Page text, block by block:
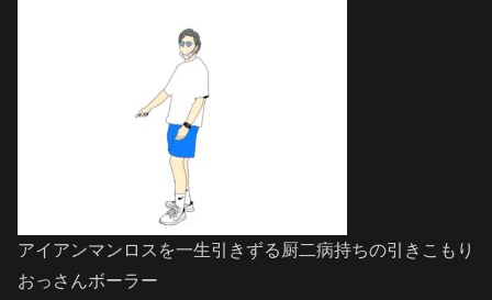
アイアンマンロスを一生引きずる厨二病持ちの引きこもり
おっさんボーラー